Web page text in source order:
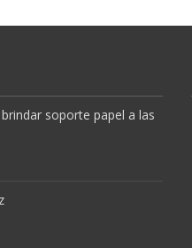
soporte papel a las